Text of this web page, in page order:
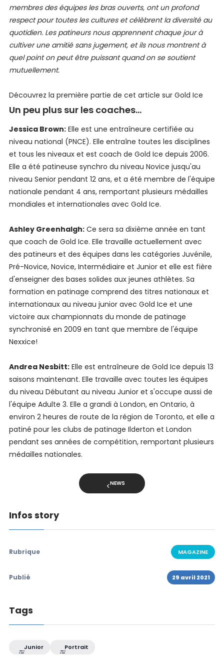
membres des équipes les bras ouverts, ont un profond
respect pour toutes les cultures et célèbrent la diversité au
quotidien. Les patineurs nous apprennent chaque jour à
cultiver une amitié sans jugement, et ils nous montrent à
quel point on peut être puissant quand on se soutient
mutuellement.
Découvrez la première partie de cet article sur Gold Ice
Un peu plus sur les coaches...
Jessica Brown:Elle est une entraîneure certifiée au
niveau national (PNCE). Elle entraîne toutes les disciplines
et tous les niveaux et est coach de Gold Ice depuis 2006.
Elle a été patineuse synchro du niveau Novice jusqu'au
niveau Senior pendant 12 ans, et a été membre de l'équipe
nationale pendant 4 ans, remportant plusieurs médailles
mondiales et internationales avec Gold Ice.
Ashley Greenhalgh:Ce sera sa dixième année en tant
que coach de Gold Ice. Elle travaille actuellement avec
des patineurs et des équipes dans les catégories Juvénile,
Pré-Novice, Novice, Intermédiaire et Junior et elle est fière
d'enseigner des bases solides aux jeunes athlètes. Sa
formation en patinage comprend des titres nationaux et
internationaux au niveau junior avec Gold Ice et une
victoire aux championnats du monde de patinage
synchronisé en 2009 en tant que membre de l'équipe
Nexxice!
Andrea Nesbitt:Elle est entraîneure de Gold Ice depuis 13
saisons maintenant. Elle travaille avec toutes les équipes
du niveau Débutant au niveau Junior et s'occupe aussi de
l'équipe Adulte 3. Elle a grandi à London, en Ontario, à
environ 2 heures de route de la région de Toronto, et elle a
patiné pour les clubs de patinage Ilderton et London
pendant ses années de compétition, remportant plusieurs
médailles nationales.
NEWS
Infos story
Rubrique MAGAZINE
Publié 29 avril 2021
Tags
Junior Portrait